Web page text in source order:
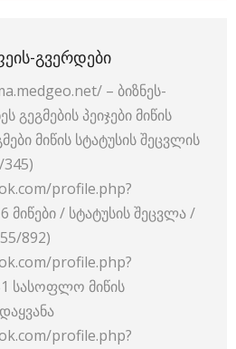
ᲒᲕᲔᲠᲓᲔᲑᲘ
– ბიზნეს-
გეგმების პეიჯები მიწის
მიწის სტატუსის შეცვლის
345)
profile.php?
მიწები / სტატუსის შეცვლა /
892)
profile.php?
სასოფლო მიწის
profile.php?